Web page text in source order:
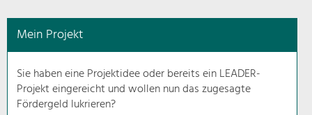
Natur- &
Landschaftsschutz
Pflege, Regulierung und
Weiterentwicklung.
Mein Projekt
Sie haben eine Projektidee oder bereits ein LEADER-
Projekt eingereicht und wollen nun das zugesagte
Fördergeld lukrieren?